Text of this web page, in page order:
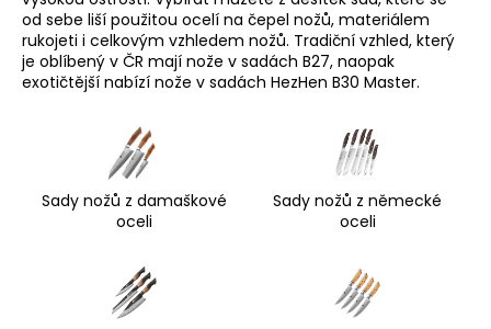
od sebe liší použitou ocelí na čepel nožů, materiálem
rukojeti i celkovým vzhledem nožů. Tradiční vzhled, který
je oblíbený v ČR mají nože v sadách B27, naopak
exotičtější nabízí nože v sadách HezHen B30 Master.
Sady nožů z damaškové
oceli
Sady nožů z německé
oceli
a
j
í